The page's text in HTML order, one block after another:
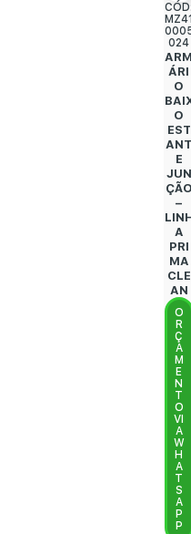
024
ÁRI
O
O
EST
E
JUN
–
A
PRI
MA
CLE
AN
O
R
Ç
A
M
E
N
T
O
VI
A
W
H
A
T
S
A
P
P